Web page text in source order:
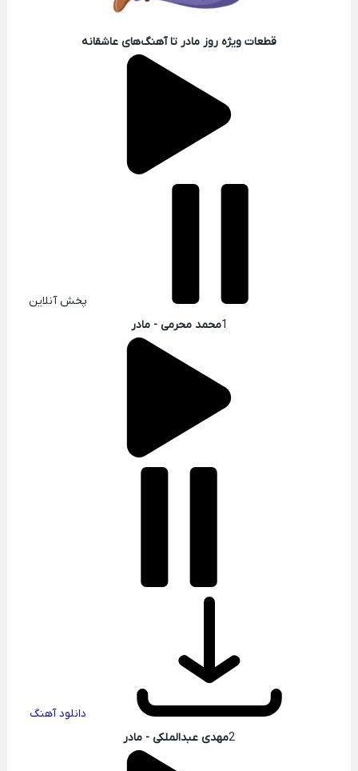
قطعات ویژه روز مادر تا آهنگ‌های عاشقانه
پخش آنلاین
1محمد محرمی - مادر
دانلود آهنگ
2مهدی عبدالملکی - مادر